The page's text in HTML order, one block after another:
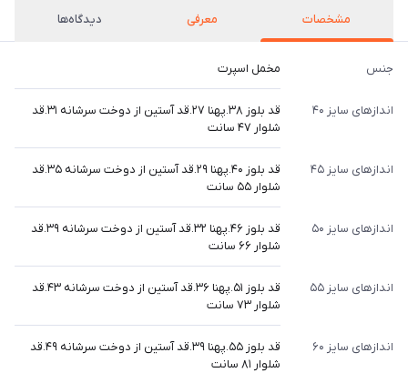
مشخصات معرفی دیدگاه‌ها
جنس مخمل اسپرت
اندازهای سایز ۴۰
قد بلوز ۳۸.پهنا ۲۷.قد آستین از دوخت سرشانه ۳۱.قد
شلوار ۴۷ سانت
اندازهای سایز ۴۵
قد بلوز ۴۰.پهنا ۲۹.قد آستین از دوخت سرشانه ۳۵.قد
شلوار ۵۵ سانت
اندازهای سایز ۵۰
قد بلوز ۴۶.پهنا ۳۲.قد آستین از دوخت سرشانه ۳۹.قد
شلوار ۶۶ سانت
اندازهای سایز ۵۵
قد بلوز ۵۱.پهنا ۳۶.قد آستین از دوخت سرشانه ۴۳.قد
شلوار ۷۳ سانت
اندازهای سایز ۶۰
قد بلوز ۵۵.پهنا ۳۹.قد آستین از دوخت سرشانه ۴۹.قد
شلوار ۸۱ سانت